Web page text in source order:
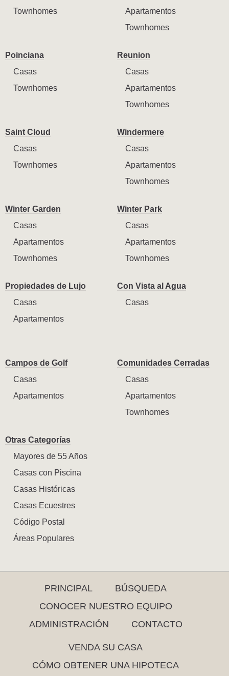
Townhomes
Apartamentos
Townhomes
Poinciana
Casas
Townhomes
Reunion
Casas
Apartamentos
Townhomes
Saint Cloud
Casas
Townhomes
Windermere
Casas
Apartamentos
Townhomes
Winter Garden
Casas
Apartamentos
Townhomes
Winter Park
Casas
Apartamentos
Townhomes
Propiedades de Lujo
Casas
Apartamentos
Con Vista al Agua
Casas
Campos de Golf
Casas
Apartamentos
Comunidades Cerradas
Casas
Apartamentos
Townhomes
Otras Categorías
Mayores de 55 Años
Casas con Piscina
Casas Históricas
Casas Ecuestres
Código Postal
Áreas Populares
PRINCIPAL
BÚSQUEDA
CONOCER NUESTRO EQUIPO
ADMINISTRACIÓN
CONTACTO
VENDA SU CASA
CÓMO OBTENER UNA HIPOTECA